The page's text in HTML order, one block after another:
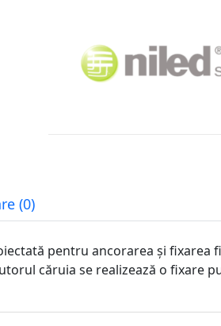
(0)
pentru ancorarea și
căruia se realizează o